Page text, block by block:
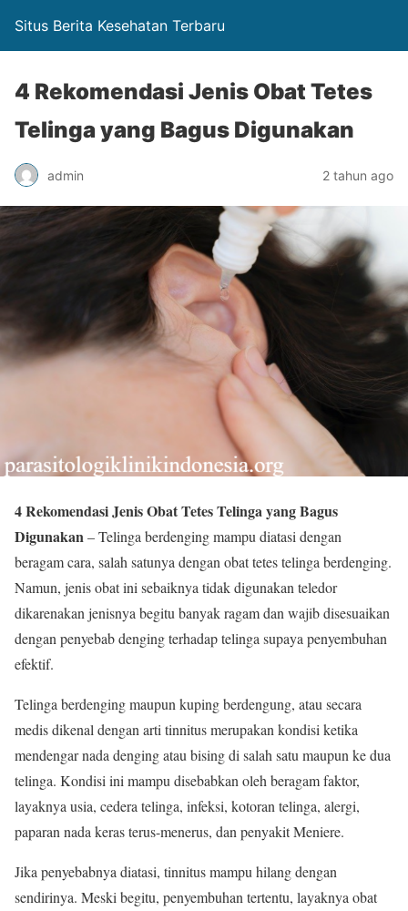
Situs Berita Kesehatan Terbaru
4 Rekomendasi Jenis Obat Tetes
Telinga yang Bagus Digunakan
admin 2 tahun ago
4 Rekomendasi Jenis Obat Tetes Telinga yang Bagus
Digunakan– Telinga berdenging mampu diatasi dengan
beragam cara, salah satunya dengan obat tetes telinga berdenging.
Namun, jenis obat ini sebaiknya tidak digunakan teledor
dikarenakan jenisnya begitu banyak ragam dan wajib disesuaikan
dengan penyebab denging terhadap telinga supaya penyembuhan
efektif.
Telinga berdenging maupun kuping berdengung, atau secara
medis dikenal dengan arti tinnitus merupakan kondisi ketika
mendengar nada denging atau bising di salah satu maupun ke dua
telinga. Kondisi ini mampu disebabkan oleh beragam faktor,
layaknya usia, cedera telinga, infeksi, kotoran telinga, alergi,
paparan nada keras terus-menerus, dan penyakit Meniere.
Jika penyebabnya diatasi, tinnitus mampu hilang dengan
sendirinya. Meski begitu, penyembuhan tertentu, layaknya obat